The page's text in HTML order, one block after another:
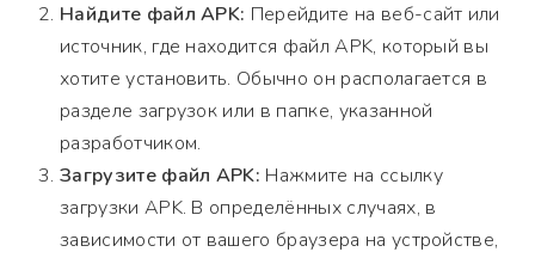
Найдите файл APK: Перейдите на веб-сайт или
источник, где находится файл APK, который вы
хотите установить. Обычно он располагается в
разделе загрузок или в папке, указанной
разработчиком.
Загрузите файл APK: Нажмите на ссылку
загрузки APK. В определённых случаях, в
зависимости от вашего браузера на устройстве,